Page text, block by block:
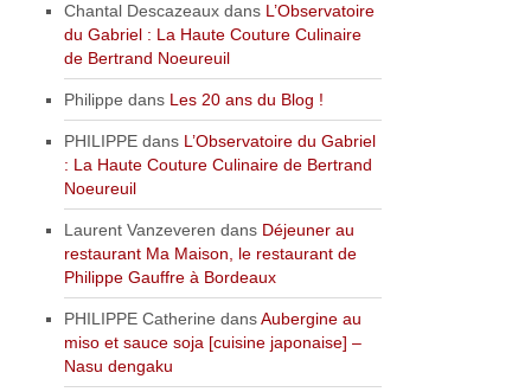
Chantal Descazeaux dans L’Observatoire
du Gabriel : La Haute Couture Culinaire
de Bertrand Noeureuil
Philippe dans Les 20 ans du Blog !
PHILIPPE dans L’Observatoire du Gabriel
: La Haute Couture Culinaire de Bertrand
Noeureuil
Laurent Vanzeveren dans Déjeuner au
restaurant Ma Maison, le restaurant de
Philippe Gauffre à Bordeaux
PHILIPPE Catherine dansAubergine au
miso et sauce soja [cuisine japonaise] –
Nasu dengaku